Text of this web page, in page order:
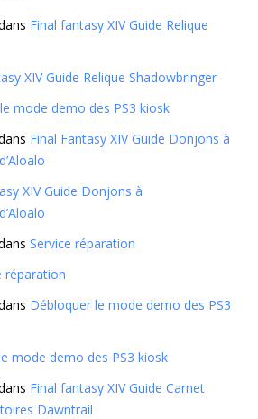
Final fantasy XIV Guide Relique
XIV Guide Relique Shadowbringer
mode demo des PS3 kiosk
Final Fantasy XIV Guide Donjons à
XIV Guide Donjons à
Service réparation
réparation
Débloquer le mode demo des PS3
mode demo des PS3 kiosk
Final fantasy XIV Guide Carnet
Dawntrail